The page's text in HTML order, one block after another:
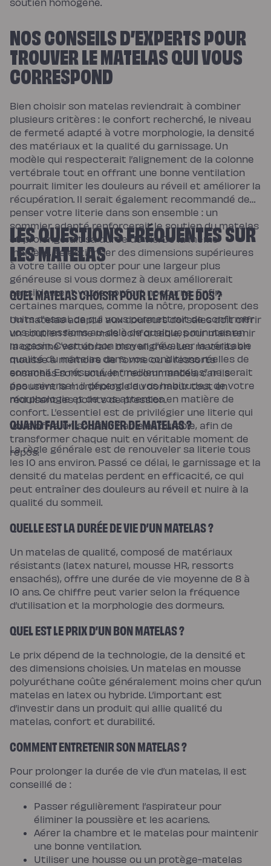
NOS CONSEILS D’EXPERTS POUR
TROUVER LE MATELAS QUI VOUS
CORRESPOND
Bien choisir son matelas reviendrait à combiner
plusieurs critères : le confort recherché, le niveau
de fermeté adapté à votre morphologie, la densité
des matériaux et la qualité du garnissage. Un
modèle qui respecterait l’alignement de la colonne
vertébrale tout en offrant une bonne ventilation
pourrait limiter les douleurs au réveil et améliorer la
récupération. Il serait également recommandé de
penser votre literie dans son ensemble : un
sommier adapté renforcerait le soutien du matelas
et prolongerait sa durée de vie. De la même
manière, sélectionner des dimensions supérieures
à votre taille ou opter pour une largeur plus
généreuse si vous dormez à deux améliorerait
sensiblement votre confort nocturne. Enfin,
certaines marques, comme la nôtre, proposent des
nuits d’essai, ce qui vous permettrait de confirmer
vos impressions au-delà de quelques minutes en
magasin. C’est un bon moyen d’évaluer la véritable
qualité du matelas dans vos conditions réelles de
sommeil. En résumé, le “meilleur matelas” ne serait
pas universel : il dépend de vos habitudes, de votre
morphologie et de vos attentes en matière de
confort. L’essentiel est de privilégier une literie qui
vous offre un soutien fiable et durable, afin de
transformer chaque nuit en véritable moment de
repos.
LES QUESTIONS FRÉQUENTES SUR
LES MATELAS
QUEL MATELAS CHOISIR POUR LE MAL DE DOS ?
Un matelas adapté aux douleurs dorsales doit offrir
un soutien ferme mais confortable, pour maintenir
la colonne vertébrale bien alignée. Les matelas en
mousse à mémoire de forme ou à ressorts
ensachés sont souvent recommandés, car ils
épousent la morphologie du dormeur tout en
réduisant les points de pression.
QUAND FAUT-IL CHANGER DE MATELAS ?
La règle générale est de renouveler sa literie tous
les 10 ans environ. Passé ce délai, le garnissage et la
densité du matelas perdent en efficacité, ce qui
peut entraîner des douleurs au réveil et nuire à la
qualité du sommeil.
QUELLE EST LA DURÉE DE VIE D’UN MATELAS ?
Un matelas de qualité, composé de matériaux
résistants (latex naturel, mousse HR, ressorts
ensachés), offre une durée de vie moyenne de 8 à
10 ans. Ce chiffre peut varier selon la fréquence
d’utilisation et la morphologie des dormeurs.
QUEL EST LE PRIX D’UN BON MATELAS ?
Le prix dépend de la technologie, de la densité et
des dimensions choisies. Un matelas en mousse
polyuréthane coûte généralement moins cher qu’un
matelas en latex ou hybride. L’important est
d’investir dans un produit qui allie qualité du
matelas, confort et durabilité.
COMMENT ENTRETENIR SON MATELAS ?
Pour prolonger la durée de vie d’un matelas, il est
conseillé de :
Passer régulièrement l’aspirateur pour
éliminer la poussière et les acariens.
Aérer la chambre et le matelas pour maintenir
une bonne ventilation.
Utiliser une housse ou un protège-matelas